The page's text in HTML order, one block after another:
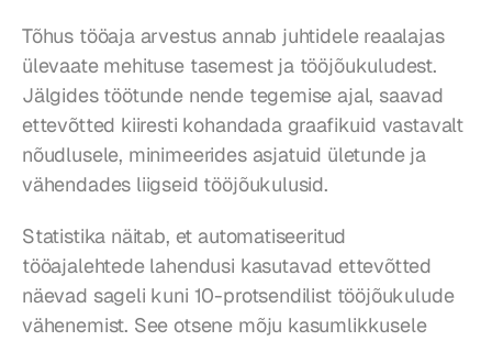
Tõhus tööaja arvestus annab juhtidele reaalajas
ülevaate mehituse tasemest ja tööjõukuludest.
Jälgides töötunde nende tegemise ajal, saavad
ettevõtted kiiresti kohandada graafikuid vastavalt
nõudlusele, minimeerides asjatuid ületunde ja
vähendades liigseid tööjõukulusid.
Statistika näitab, et automatiseeritud
tööajalehtede lahendusi kasutavad ettevõtted
näevad sageli kuni 10-protsendilist tööjõukulude
vähenemist. See otsene mõju kasumlikkusele